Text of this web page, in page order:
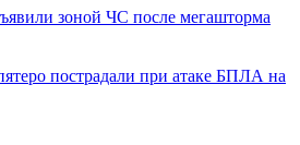
зоной ЧС после мегашторма
пострадали при атаке БПЛА на